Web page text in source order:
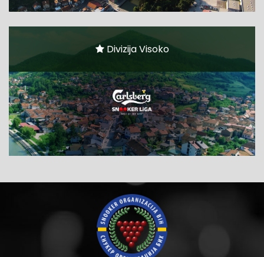
Divizija Visoko